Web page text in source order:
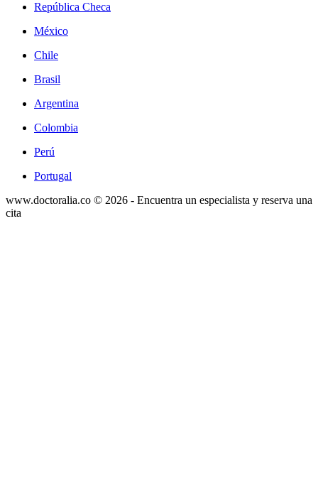
República Checa
México
Chile
Brasil
Argentina
Colombia
Perú
Portugal
www.doctoralia.co © 2026 - Encuentra un especialista y reserva una
cita